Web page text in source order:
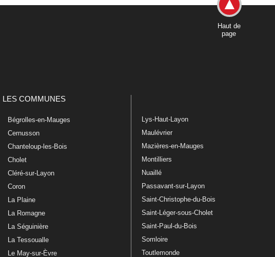
Haut de
page
LES COMMUNES
Bégrolles-en-Mauges
Cernusson
Chanteloup-les-Bois
Cholet
Cléré-sur-Layon
Coron
La Plaine
La Romagne
La Séguinière
La Tessoualle
Le May-sur-Èvre
Lys-Haut-Layon
Maulévrier
Mazières-en-Mauges
Montilliers
Nuaillé
Passavant-sur-Layon
Saint-Christophe-du-Bois
Saint-Léger-sous-Cholet
Saint-Paul-du-Bois
Somloire
Toutlemonde